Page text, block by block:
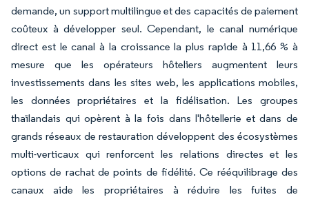
demande, un support multilingue et des capacités de paiement
coûteux à développer seul. Cependant, le canal numérique
direct est le canal à la croissance la plus rapide à 11,66 % à
mesure que les opérateurs hôteliers augmentent leurs
investissements dans les sites web, les applications mobiles,
les données propriétaires et la fidélisation. Les groupes
thaïlandais qui opèrent à la fois dans l'hôtellerie et dans de
grands réseaux de restauration développent des écosystèmes
multi-verticaux qui renforcent les relations directes et les
options de rachat de points de fidélité. Ce rééquilibrage des
canaux aide les propriétaires à réduire les fuites de